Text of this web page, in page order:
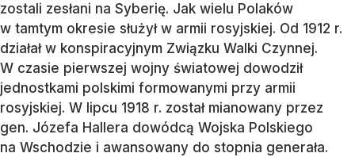
zostali zesłani na Syberię. Jak wielu Polaków
w tamtym okresie służył w armii rosyjskiej. Od 1912 r.
działał w konspiracyjnym Związku Walki Czynnej.
W czasie pierwszej wojny światowej dowodził
jednostkami polskimi formowanymi przy armii
rosyjskiej. W lipcu 1918 r. został mianowany przez
gen. Józefa Hallera dowódcą Wojska Polskiego
na Wschodzie i awansowany do stopnia generała.